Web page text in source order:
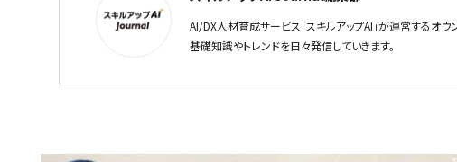
AI/DX人材育成サービス「スキルアップAI」が運営するオウ
基礎知識やトレンドを日々発信していきます。